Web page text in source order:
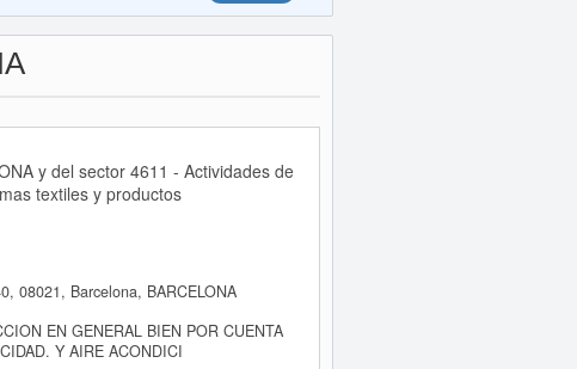
y del sector 4611 - Actividades de
textiles y productos
08021, Barcelona, BARCELONA
EN GENERAL BIEN POR CUENTA
Y AIRE ACONDICI